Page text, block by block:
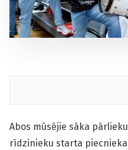
Abos mūsējie sāka
rīdzinieku starta